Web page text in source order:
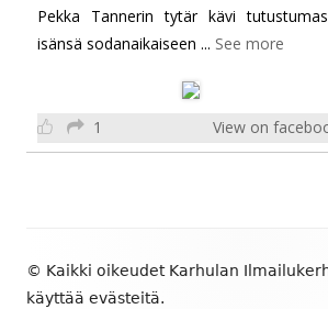
Pekka Tannerin tytär kävi
isänsä sodanaikaiseen ... See more
1 View on
Tosi vauhdikkaille
sisältö
© Kaikki oikeudet Karhulan
käyttää evästeitä.